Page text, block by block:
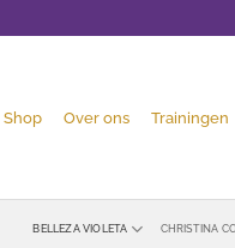
Shop Over ons Trainingen
BELLEZA VIOLETA CHRISTINA